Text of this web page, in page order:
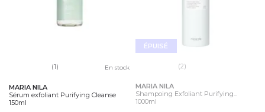
(1) En stock
MARIA NILA
Sérum exfoliant Purifying Cleanse
150ml
ÉPUISÉ
(2)
MARIA NILA
Shampoing Exfoliant Purifying...
1000ml